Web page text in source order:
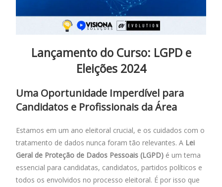
Lançamento do Curso: LGPD e
Eleições 2024
Uma Oportunidade Imperdível para
Candidatos e Profissionais da Área
Estamos em um ano eleitoral crucial, e os cuidados com o
tratamento de dados nunca foram tão relevantes. A Lei
Geral de Proteção de Dados Pessoais (LGPD) é um tema
essencial para candidatas, candidatos, partidos políticos e
todos os envolvidos no processo eleitoral. É por isso que